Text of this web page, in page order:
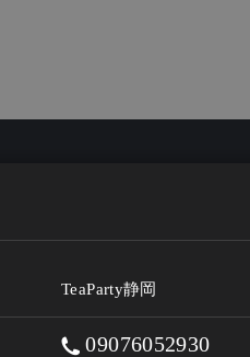
TeaParty静岡
09076052930